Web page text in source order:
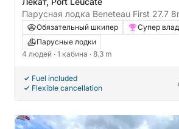
Парусная лодка Beneteau First 27.7
Обязательный шкипер
Супер
Парусные лодки
4 людей · 1 кабина · 8.3 m
Fuel included
Flexible cancellation